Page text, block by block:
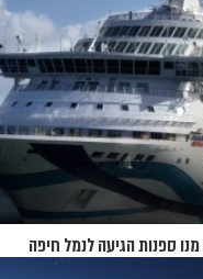
ספנות הגיעה לנמל חיפה